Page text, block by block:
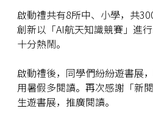
啟動禮共有8所中、小學，共
創新以「AI航天知識競賽」進
十分熱鬧。
啟動禮後，同學們紛紛遊書展
用暑假多閱讀。再次感謝「新
生遊書展，推廣閱讀。